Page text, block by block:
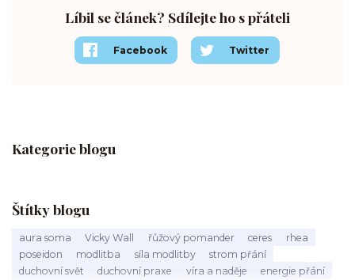
Kategorie blogu
Štítky blogu
aura soma Vicky Wall řůžový pomander ceres
rhea
poseidon
modlitba síla modlitby
strom přání
duchovní svět
duchovní praxe víra a naděje
energie přání
Líbil se článek? Sdílejte ho s přáteli
Facebook Twitter